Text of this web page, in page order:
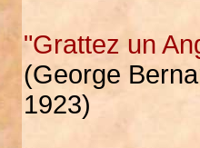
"Grattez un
(George
1923)